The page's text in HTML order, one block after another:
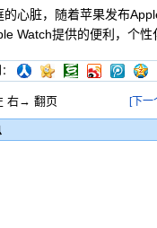
脏，随着苹果发布
Watch提供的便利，个性
右→ 翻页 [下一